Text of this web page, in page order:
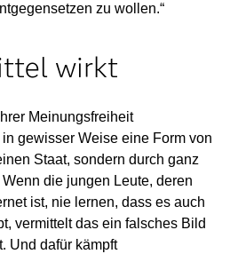
zu wollen.“
wirkt
Meinungsfreiheit
gewisser Weise eine Form von
Staat, sondern durch ganz
die jungen Leute, deren
ist, nie lernen, dass es auch
vermittelt das ein falsches Bild
Und dafür kämpft